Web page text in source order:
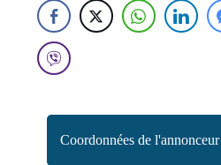
Coordonnées de l'annonceur